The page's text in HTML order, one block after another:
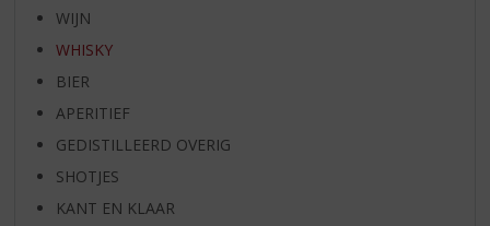
WIJN
WHISKY
BIER
APERITIEF
GEDISTILLEERD OVERIG
SHOTJES
KANT EN KLAAR